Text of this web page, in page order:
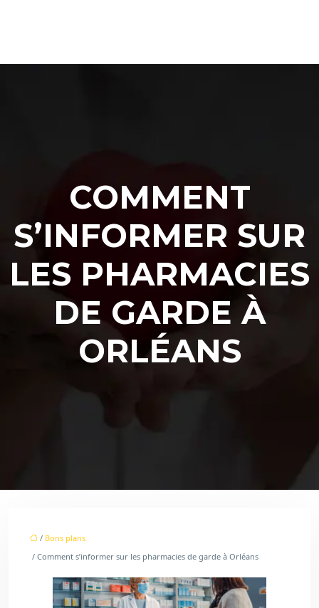
COMMENT
S’INFORMER SUR
LES PHARMACIES
DE GARDE À
ORLÉANS
/ Bons plans
/ Comment s’informer sur les pharmacies de garde à Orléans